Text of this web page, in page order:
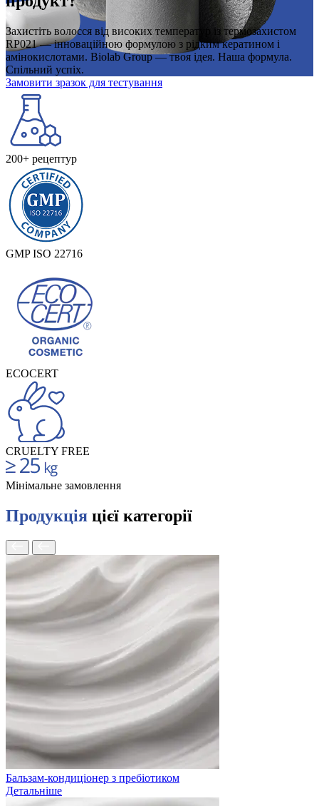
Захистіть волосся від високих температур із термозахистом
RP021 — інноваційною формулою з рідким кератином і
амінокислотами. Biolab Group — твоя ідея. Наша формула.
Спільний успіх.
Замовити зразок для тестування
200+ рецептур
GMP ISO 22716
ECOCERT
CRUELTY FREE
Мінімальне замовлення
Продукція цієї категорії
Бальзам-кондиціонер з пребіотиком
Детальніше